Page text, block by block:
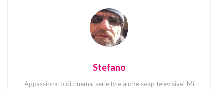
Stefano
Appassionato di cinema, serie tv e anche soap televisive! Mi